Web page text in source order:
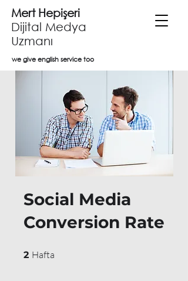
Mert Hepişeri
Dijital Medya
Uzmanı
we give english service too
Social Media
Conversion Rate
2 Hafta